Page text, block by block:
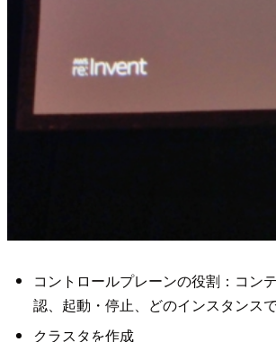
コントロールプレーンの役割：コン
認、起動・停止、どのインスタンス
クラスタを作成